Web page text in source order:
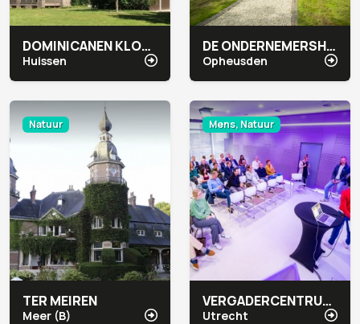
DOMINICANEN KLOOSTER
Huissen
DE ONDERNEMERSHOEVE
Opheusden
Natuur
TER MEIREN
Meer (B)
Mens, Natuur
VERGADERCENTRUM JAARBEURS MEETUP
Utrecht